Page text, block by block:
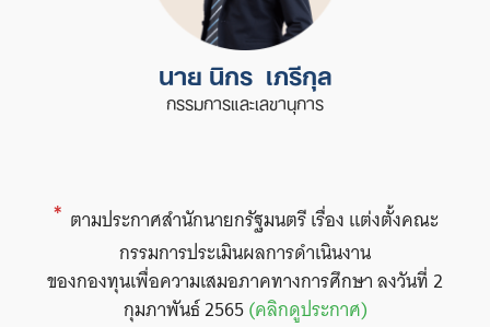
นาย นิกร เภรีกุล
กรรมการและเลขานุการ
* ตามประกาศสำนักนายกรัฐมนตรี เรื่อง แต่งตั้งคณะ
กรรมการประเมินผลการดำเนินงาน
ของกองทุนเพื่อความเสมอภาคทางการศึกษา ลงวันที่ 2
กุมภาพันธ์ 2565(คลิกดูประกาศ)